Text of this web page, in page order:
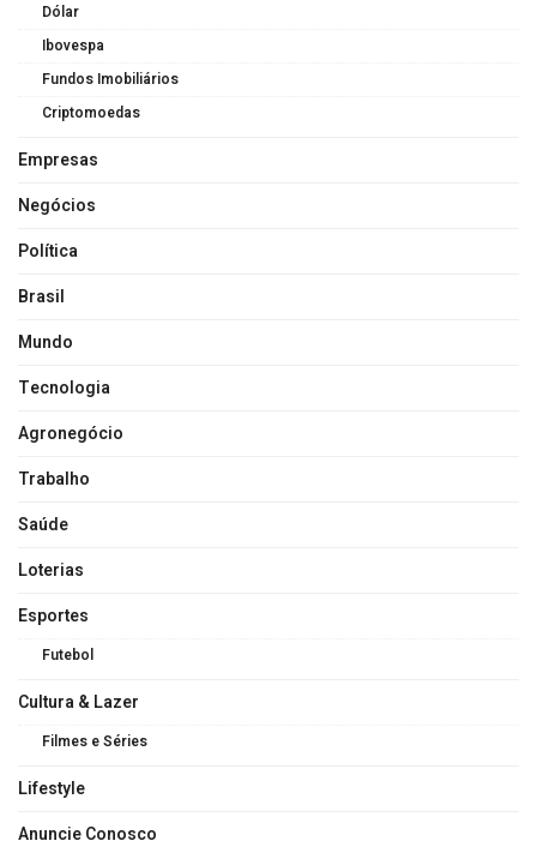
Dólar
Ibovespa
Fundos Imobiliários
Criptomoedas
Empresas
Negócios
Política
Brasil
Mundo
Tecnologia
Agronegócio
Trabalho
Saúde
Loterias
Esportes
Futebol
Cultura & Lazer
Filmes e Séries
Lifestyle
Anuncie Conosco